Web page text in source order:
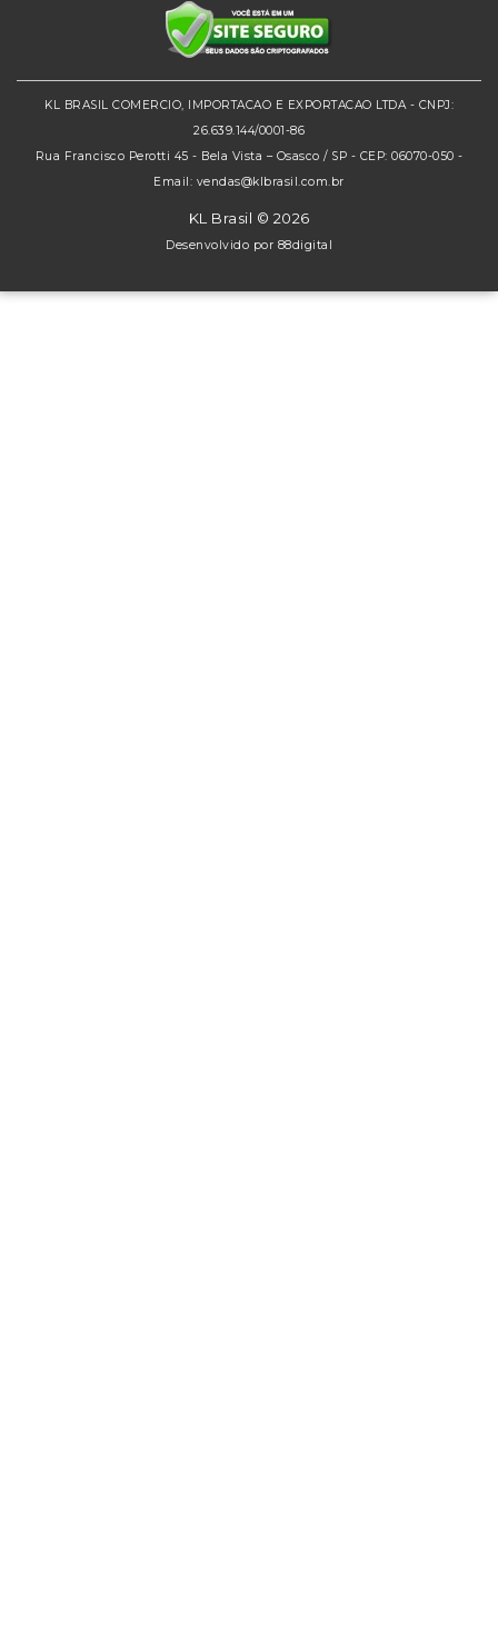
KL BRASIL COMERCIO, IMPORTACAO E EXPORTACAO LTDA - CNPJ:
26.639.144/0001-86
Rua Francisco Perotti 45 - Bela Vista – Osasco / SP - CEP: 06070-050 -
Email: vendas@klbrasil.com.br
KL Brasil © 2026
Desenvolvido por 88digital